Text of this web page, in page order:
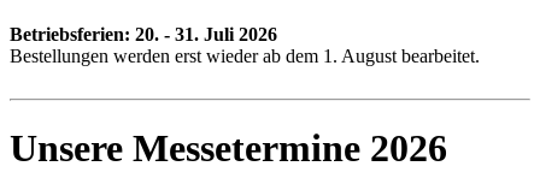
Betriebsferien: 20. - 31. Juli 2026
Bestellungen werden erst wieder ab dem 1. August bearbeitet.
Unsere Messetermine 2026